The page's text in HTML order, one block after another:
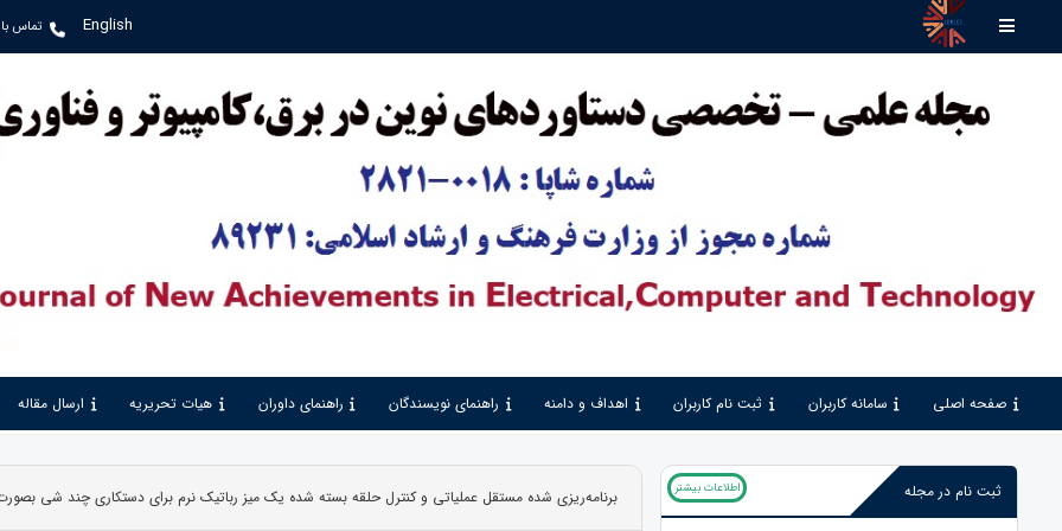
English تماس با
صفحه اصلی سامانه کاربران ثبت نام کاربران اهداف و دامنه راهنمای نویسندگان راهنمای داوران هیات تحریریه ارسال مقاله
ثبت نام در مجله اطلاعات بیشتر برنامه‌ریزی شده مستقل عملیاتی و کنترل حلقه بسته شده یک میز رباتیک نرم برای دستکاری چند شی